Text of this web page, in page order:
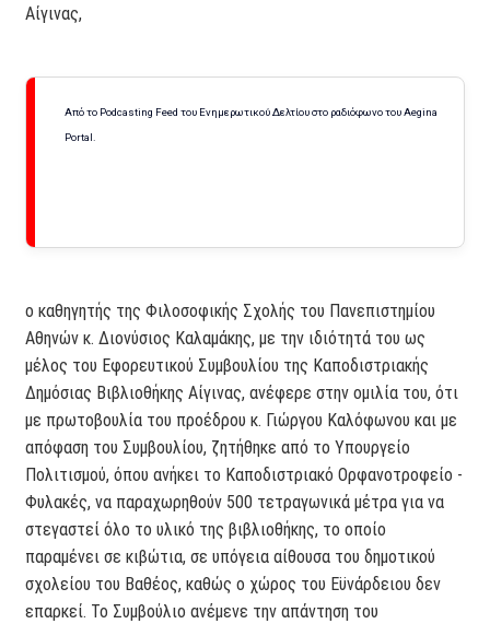
Αίγινας,
Από το Podcasting Feed του Ενημερωτικού Δελτίου στο ραδιόφωνο του Aegina
Portal.
ο καθηγητής της Φιλοσοφικής Σχολής του Πανεπιστημίου
Αθηνών κ. Διονύσιος Καλαμάκης, με την ιδιότητά του ως
μέλος του Εφορευτικού Συμβουλίου της Καποδιστριακής
Δημόσιας Βιβλιοθήκης Αίγινας, ανέφερε στην ομιλία του, ότι
με πρωτοβουλία του προέδρου κ. Γιώργου Καλόφωνου και με
απόφαση του Συμβουλίου, ζητήθηκε από το Υπουργείο
Πολιτισμού, όπου ανήκει το Καποδιστριακό Ορφανοτροφείο -
Φυλακές, να παραχωρηθούν 500 τετραγωνικά μέτρα για να
στεγαστεί όλο το υλικό της βιβλιοθήκης, το οποίο
παραμένει σε κιβώτια, σε υπόγεια αίθουσα του δημοτικού
σχολείου του Βαθέος, καθώς ο χώρος του Εϋνάρδειου δεν
επαρκεί. Το Συμβούλιο ανέμενε την απάντηση του